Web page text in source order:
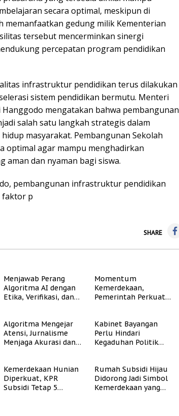
secara optimal, meskipun di
memanfaatkan gedung milik Kementerian
tersebut mencerminkan sinergi
percepatan program pendidikan
infrastruktur pendidikan terus dilakukan
sistem pendidikan bermutu. Menteri
Hanggodo mengatakan bahwa pembangunan
salah satu langkah strategis dalam
masyarakat. Pembangunan Sekolah
optimal agar mampu menghadirkan
aman dan nyaman bagi siswa.
pembangunan infrastruktur pendidikan
faktor p
SHARE
Menjawab Perang
Algoritma AI dengan
Etika, Verifikasi, dan
Momentum
Kemerdekaan,
Pemerintah Perkuat
Masyarakat
Berpenghasilan
Rendah
Algoritma Mengejar
Atensi, Jurnalisme
Menjaga Akurasi dan
Kabinet Bayangan
Perlu Hindari
Kegaduhan Politik
Kemerdekaan Hunian
Diperkuat, KPR
Subsidi Tetap 5
Rumah Subsidi Hijau
Didorong Jadi Simbol
Kemerdekaan yang